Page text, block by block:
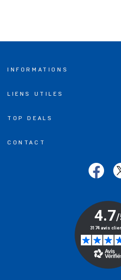
INFORMATIONS
LIENS UTILES
TOP DEALS
CONTACT